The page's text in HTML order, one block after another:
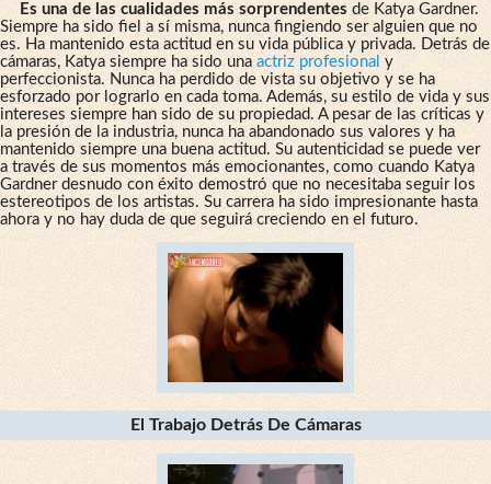
Es una de las cualidades más sorprendentesde Katya Gardner.
Siempre ha sido fiel a sí misma, nunca fingiendo ser alguien que no
es. Ha mantenido esta actitud en su vida pública y privada. Detrás de
cámaras, Katya siempre ha sido una actriz profesional y
perfeccionista. Nunca ha perdido de vista su objetivo y se ha
esforzado por lograrlo en cada toma. Además, su estilo de vida y sus
intereses siempre han sido de su propiedad. A pesar de las críticas y
la presión de la industria, nunca ha abandonado sus valores y ha
mantenido siempre una buena actitud. Su autenticidad se puede ver
a través de sus momentos más emocionantes, como cuando Katya
Gardner desnudo con éxito demostró que no necesitaba seguir los
estereotipos de los artistas. Su carrera ha sido impresionante hasta
ahora y no hay duda de que seguirá creciendo en el futuro.
El Trabajo Detrás De Cámaras